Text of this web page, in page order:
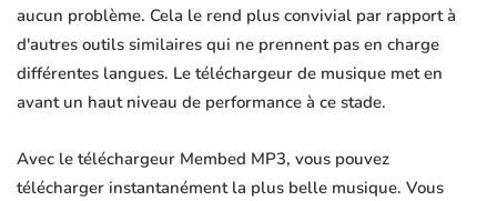
aucun problème. Cela le rend plus convivial par rapport à
d'autres outils similaires qui ne prennent pas en charge
différentes langues. Le téléchargeur de musique met en
avant un haut niveau de performance à ce stade.
Avec le téléchargeur Membed MP3, vous pouvez
télécharger instantanément la plus belle musique. Vous